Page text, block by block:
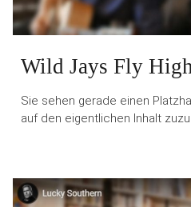
Wild Jays Fly High
Sie sehen gerade einen
auf den eigentlichen Inhalt